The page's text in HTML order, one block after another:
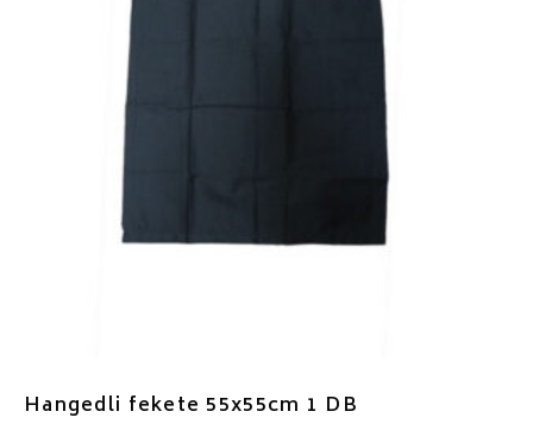
Hangedli fekete 55x55cm 1 DB